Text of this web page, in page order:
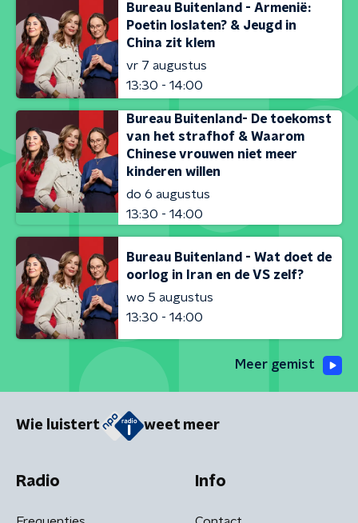
Bureau Buitenland - Armenië:
Poetin loslaten? & Jeugd in
China zit klem
vr 7 augustus
13:30 - 14:00
Bureau Buitenland- De toekomst
van het strafhof & Waarom
Chinese vrouwen niet meer
kinderen willen
do 6 augustus
13:30 - 14:00
Bureau Buitenland - Wat doet de
oorlog in Iran en de VS zelf?
wo 5 augustus
13:30 - 14:00
Meer gemist
Wie luistert weet meer
Radio Info